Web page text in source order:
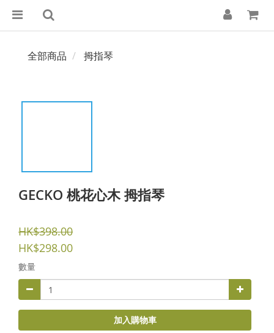
全部商品 拇指琴
GECKO 桃花心木 拇指琴
HK$398.00
HK$298.00
數量
加入購物車